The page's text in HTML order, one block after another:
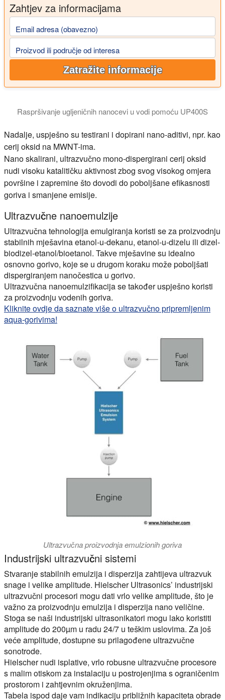
Zahtjev za informacijama
Email adresa (obavezno)
Proizvod ili područje od interesa
Zatražite informacije
Raspršivanje ugljeničnih nanocevi u vodi pomoću UP400S
Nadalje, uspješno su testirani i dopirani nano-aditivi, npr. kao
cerij oksid na MWNT-ima.
Nano skalirani, ultrazvučno mono-dispergirani cerij oksid
nudi visoku katalitičku aktivnost zbog svog visokog omjera
površine i zapremine što dovodi do poboljšane efikasnosti
goriva i smanjene emisije.
Ultrazvučne nanoemulzije
Ultrazvučna tehnologija emulgiranja koristi se za proizvodnju
stabilnih mješavina etanol-u-dekanu, etanol-u-dizelu ili dizel-
biodizel-etanol/bioetanol. Takve mješavine su idealno
osnovno gorivo, koje se u drugom koraku može poboljšati
dispergiranjem nanočestica u gorivo.
Ultrazvučna nanoemulzifikacija se također uspješno koristi
za proizvodnju vodenih goriva.
Kliknite ovdje da saznate više o ultrazvučno pripremljenim
aqua-gorivima!
Ultrazvučna proizvodnja emulzionih goriva
Industrijski ultrazvučni sistemi
Stvaranje stabilnih emulzija i disperzija zahtijeva ultrazvuk
snage i velike amplitude. Hielscher Ultrasonics’ industrijski
ultrazvučni procesori mogu dati vrlo velike amplitude, što je
važno za proizvodnju emulzija i disperzija nano veličine.
Stoga se naši industrijski ultrasonikatori mogu lako koristiti
amplitude do 200µm u radu 24/7 u teškim uslovima. Za još
veće amplitude, dostupne su prilagođene ultrazvučne
sonotrode.
Hielscher nudi isplative, vrlo robusne ultrazvučne procesore
s malim otiskom za instalaciju u postrojenjima s ograničenim
prostorom i zahtjevnim okruženjima.
Tabela ispod daje vam indikaciju približnih kapaciteta obrade